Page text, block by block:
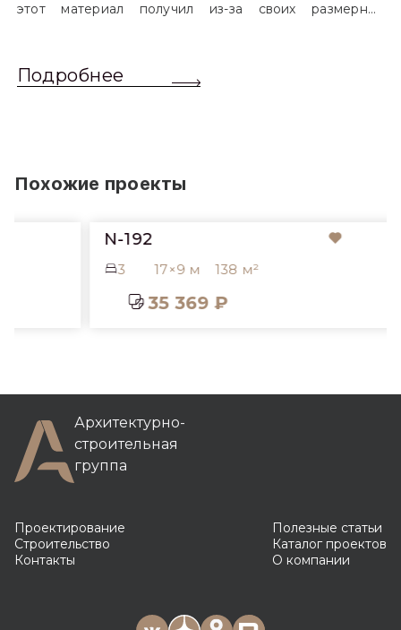
этот материал получил из-за своих размерных
обычный одинарный кирпич. Размер блоков различен
Подробнее
Похожие проекты
N-192
17×9 м 138 м²
35 369 ₽
Архитектурно-
строительная
группа
Проектирование
Строительство
Контакты
Полезные статьи
Каталог проектов
О компании